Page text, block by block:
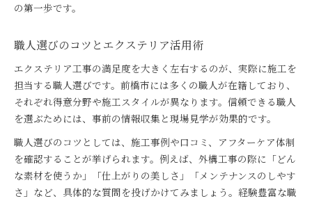
の第一歩です。
職人選びのコツとエクステリア活用術
エクステリア工事の満足度を大きく左右するのが、実際に施工を
担当する職人選びです。前橋市には多くの職人が在籍しており、
それぞれ得意分野や施工スタイルが異なります。信頼できる職人
を選ぶためには、事前の情報収集と現場見学が効果的です。
職人選びのコツとしては、施工事例や口コミ、アフターケア体制
を確認することが挙げられます。例えば、外構工事の際に「どん
な素材を使うか」「仕上がりの美しさ」「メンテナンスのしやす
さ」など、具体的な質問を投げかけてみましょう。経験豊富な職